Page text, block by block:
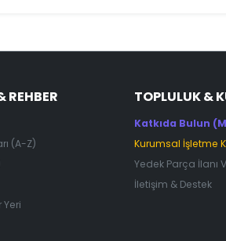
REHBER
(A-Z)
TOPLULUK &
Katkıda Bulun
Kurumsal İşletme
Yedek Parça İlanı
İletişim & Destek